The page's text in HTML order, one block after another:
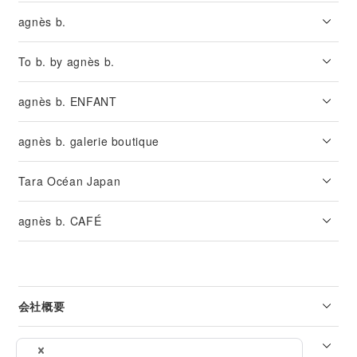
agnès b.
To b. by agnès b.
agnès b. ENFANT
agnès b. galerie boutique
Tara Océan Japan
agnès b. CAFÉ
会社概要
リーガル